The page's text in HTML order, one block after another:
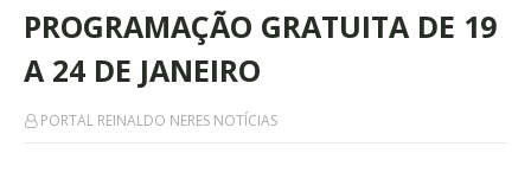
PROGRAMAÇÃO GRATUITA DE 19
A 24 DE JANEIRO
PORTAL REINALDO NERES NOTÍCIAS